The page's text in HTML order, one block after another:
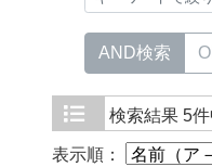
AND検索
検索結果 5件
表示順：